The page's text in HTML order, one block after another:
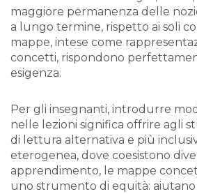
maggiore permanenza delle
a lungo termine, rispetto ai soli
mappe, intese come
concetti, rispondono
esigenza.
Per gli insegnanti, introdurre
nelle lezioni significa offrire agli
di lettura alternativa e più
eterogenea, dove coesistono
apprendimento, le mappe
uno strumento di equità: